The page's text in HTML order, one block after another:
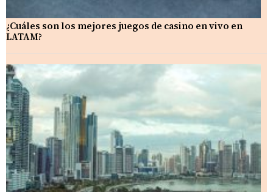
¿Cuáles son los mejores juegos de casino en vivo en
LATAM?